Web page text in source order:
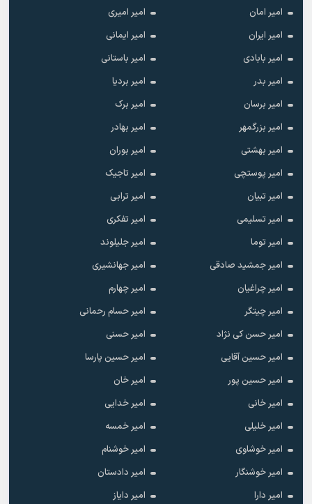
امیر امان
امیر امیری
امیر ایران
امیر ایمانی
امیر بابادی
امیر باستانی
امیر بدر
امیر بردیا
امیر برسان
امیر برک
امیر بزرگمهر
امیر بهادر
امیر بهشتی
امیر بوران
امیر پوستچی
امیر تاجیک
امیر تبیان
امیر ترابی
امیر تسلیمی
امیر تفکری
امیر توما
امیر جلیلوند
امیر جمشید صادقی
امیر جهانشیری
امیر چراغیان
امیر چهارم
امیر چیتگر
امیر حسام رحمانی
امیر حسن کی نژاد
امیر حسنی
امیر حسین آقایی
امیر حسین پارسا
امیر حسین پور
امیر خان
امیر خانی
امیر خدایی
امیر خلیلی
امیر خمسه
امیر خوشاوی
امیر خوشنام
امیر خوشنگار
امیر دادستان
امیر دارا
امیر دایاز